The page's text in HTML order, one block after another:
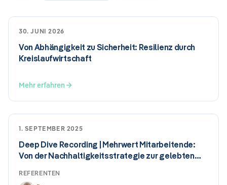
30. JUNI 2026
Von Abhängigkeit zu Sicherheit: Resilienz durch
Kreislaufwirtschaft
Mehr erfahren
1. SEPTEMBER 2025
Deep Dive Recording | Mehrwert Mitarbeitende:
Von der Nachhaltigkeitsstrategie zur gelebten
REFERENTEN